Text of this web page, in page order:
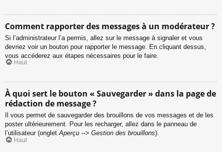
Comment rapporter des messages à un modérateur ?
Si l’administrateur l’a permis, allez sur le message à signaler et vous
devriez voir un bouton pour rapporter le message. En cliquant dessus,
vous accéderez aux étapes nécessaires pour le faire.
Haut
À quoi sert le bouton « Sauvegarder » dans la page de
rédaction de message ?
Il vous permet de sauvegarder des brouillons de vos messages et de les
poster ultérieurement. Pour les recharger, allez dans le panneau de
l’utilisateur (ongletAperçu --> Gestion des brouillons).
Haut